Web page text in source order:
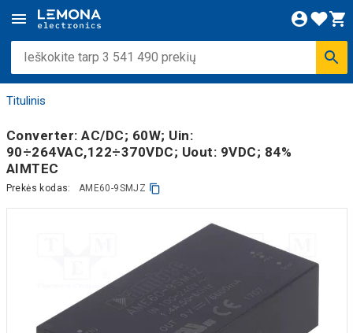
Titulinis
Converter: AC/DC; 60W; Uin:
90÷264VAC,122÷370VDC; Uout: 9VDC; 84%
AIMTEC
Prekės kodas: AME60-9SMJZ